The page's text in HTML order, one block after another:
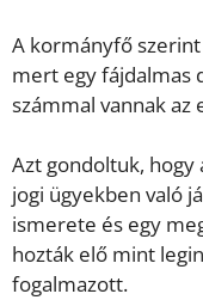
A kormányfő
mert egy fájdalmas
számmal vannak
Azt gondoltuk, hogy
jogi ügyekben való
ismerete és egy
hozták elő mint
fogalmazott.